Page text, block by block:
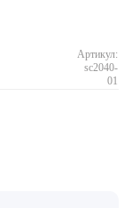
Артикул:
sc2040-
01